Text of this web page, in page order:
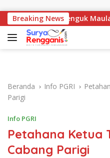
Breaking News
DPRD Jenguk Maulana
Beranda Info PGRI
Parigi
Info PGRI
Petahana Ketua
Cabang Parigi